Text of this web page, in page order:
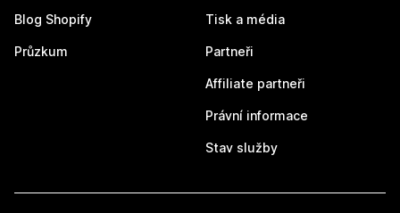
Blog Shopify
Průzkum
Tisk a média
Partneři
Affiliate partneři
Právní informace
Stav služby